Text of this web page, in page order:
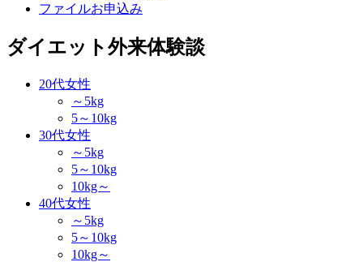
ファイルお申込み
ダイエット外来体験談
20代女性
～5kg
5～10kg
30代女性
～5kg
5～10kg
10kg～
40代女性
～5kg
5～10kg
10kg～